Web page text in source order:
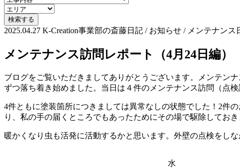
2025.04.27 K-Creation事業部の斎藤日記 / お知らせ / メンテナンス
メンテナンス訪問レポート（4月24日編）
ブログをご覧いただきましてありがとうございます。メンテン
ずつ落ち着き始めました。当日は４件のメンテナンス訪問（点検
4件ともに塗装箇所につきましては異常なしの状態でした！2件
り、私の手の届くところでもあったためにその場で駆除しておき
暖かくなり虫も活発に活動するかと思います。外壁の点検をし
水